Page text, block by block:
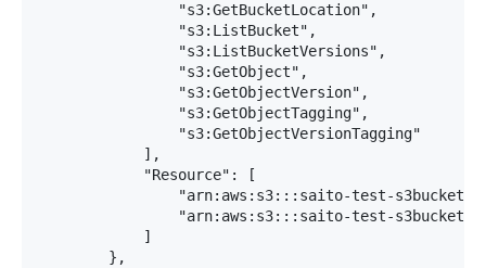
                "s3:GetBucketLocation",
                "s3:ListBucket",
                "s3:ListBucketVersions",
                "s3:GetObject",
                "s3:GetObjectVersion",
                "s3:GetObjectTagging",
                "s3:GetObjectVersionTagging"
            ],
            "Resource": [
                "arn:aws:s3:::saito-test-s3bucket",
"arn:aws:s3:::saito-test-s3bucket/
            ]
        },